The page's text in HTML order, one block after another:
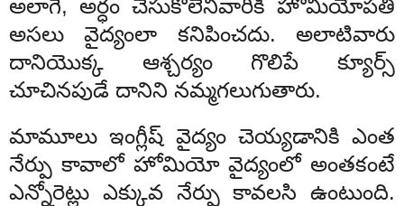
అలాగే, అర్ధం చేసుకోలేనివారికి హోమియోపతి
అసలు వైద్యంలా కనిపించదు. అలాటివారు
దానియొక్క ఆశ్చర్యం గొలిపే క్యూర్స్
చూచినపుడే దానిని నమ్మగలుగుతారు.
మామూలు ఇంగ్లీష్ వైద్యం చెయ్యడానికి ఎంత
నేర్పు కావాలో హోమియో వైద్యంలో అంతకంటే
ఎన్నోరెట్లు ఎక్కువ నేర్పు కావలసి ఉంటుంది.